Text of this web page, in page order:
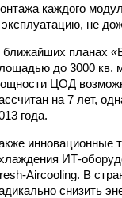
каждого
эксплуатацию, не
ближайших планах
до 3000 кв.
ЦОД
на 7 лет,
года.
инновационные
ИТ-
Aircooling. В
снизить